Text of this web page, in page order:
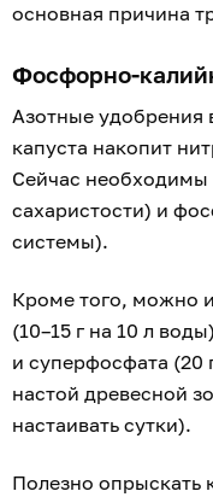
основная причина
Фосфорно-
Азотные удобрения
капуста накопит
Сейчас необходимы
сахаристости) и
системы).
Кроме того, можно
(10–15 г на 10 л
и суперфосфата (20
настой древесной
настаивать сутки).
Полезно опрыскать